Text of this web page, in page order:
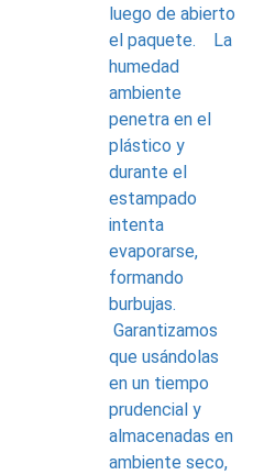
luego de abierto
el paquete. La
humedad
ambiente
penetra en el
plástico y
durante el
estampado
intenta
evaporarse,
formando
burbujas.
Garantizamos
que usándolas
en un tiempo
prudencial y
almacenadas en
ambiente seco,